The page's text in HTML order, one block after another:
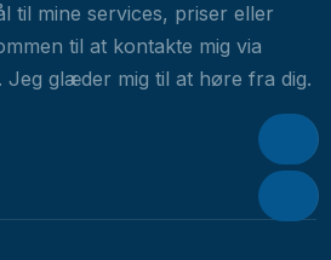
til mine services, priser eller
til at kontakte mig via
glæder mig til at høre fra dig.